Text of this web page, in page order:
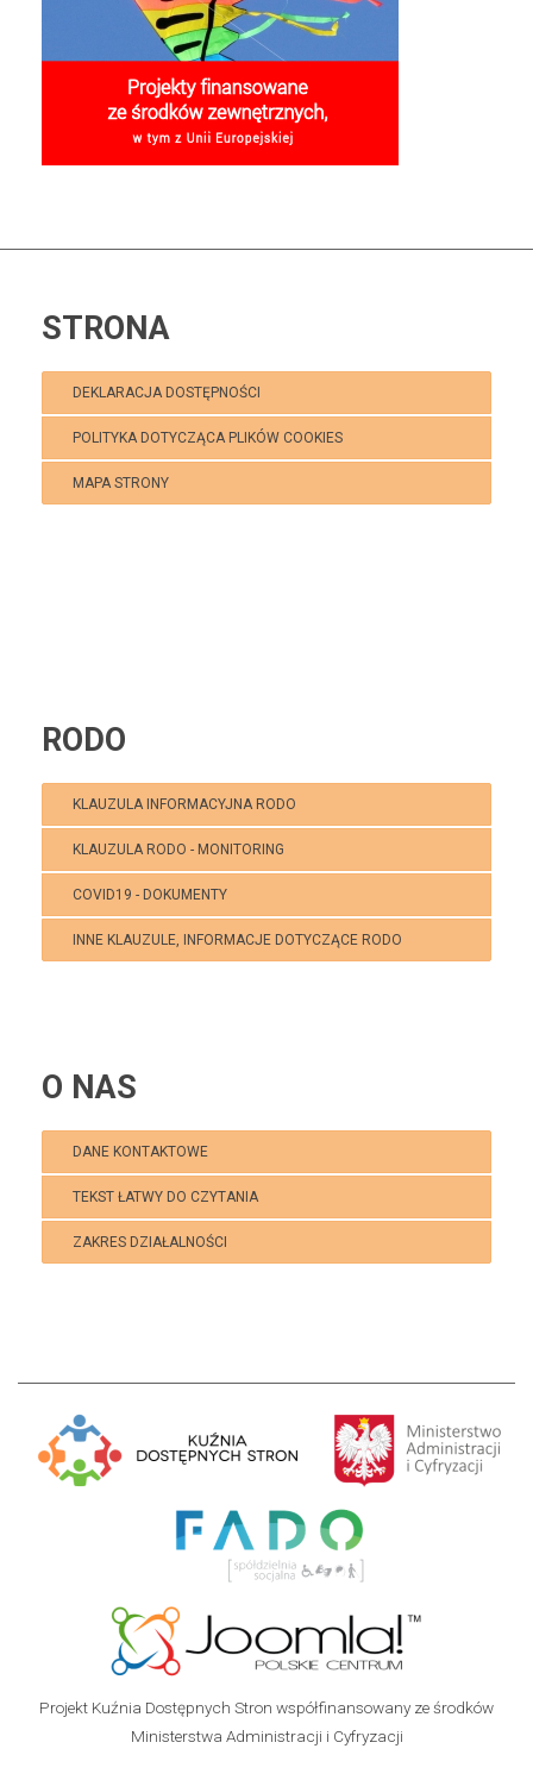
STRONA
DEKLARACJA DOSTĘPNOŚCI
POLITYKA DOTYCZĄCA PLIKÓW COOKIES
MAPA STRONY
RODO
KLAUZULA INFORMACYJNA RODO
KLAUZULA RODO - MONITORING
COVID19 - DOKUMENTY
INNE KLAUZULE, INFORMACJE DOTYCZĄCE RODO
O NAS
DANE KONTAKTOWE
TEKST ŁATWY DO CZYTANIA
ZAKRES DZIAŁALNOŚCI
Projekt Kuźnia Dostępnych Stron współfinansowany ze środków
Ministerstwa Administracji i Cyfryzacji